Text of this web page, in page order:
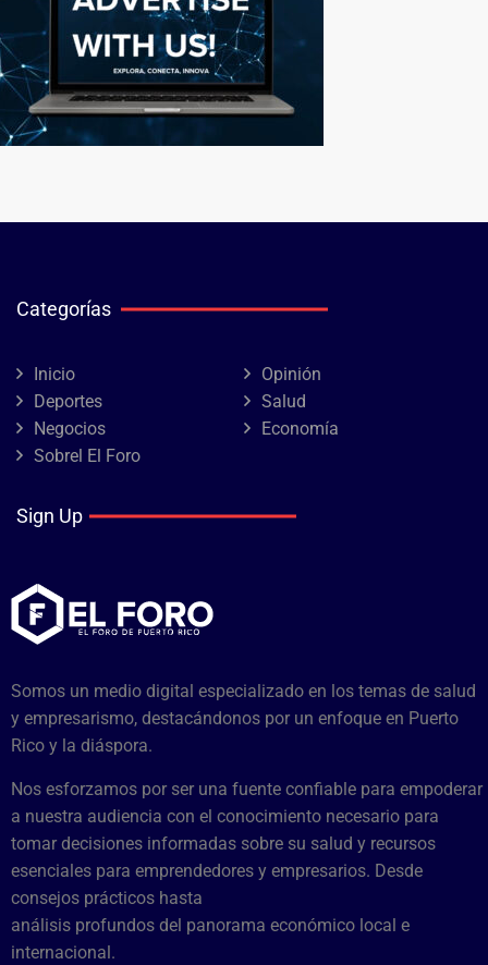
Categorías
Inicio
Opinión
Deportes
Salud
Negocios
Economía
Sobrel El Foro
Sign Up
Somos un medio digital especializado en los temas de salud
y empresarismo, destacándonos por un enfoque en Puerto
Rico y la diáspora.
Nos esforzamos por ser una fuente confiable para empoderar
a nuestra audiencia con el conocimiento necesario para
tomar decisiones informadas sobre su salud y recursos
esenciales para emprendedores y empresarios. Desde
consejos prácticos hasta
análisis profundos del panorama económico local e
internacional.